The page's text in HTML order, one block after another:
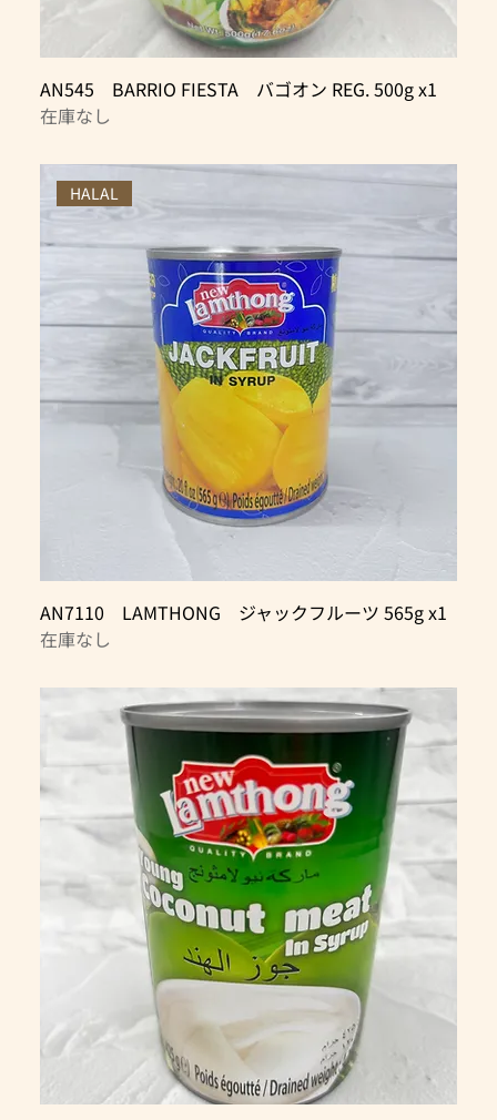
AN545 BARRIO FIESTA バゴオン REG. 500g x1
在庫なし
HALAL
AN7110 LAMTHONG ジャックフルーツ 565g x1
在庫なし